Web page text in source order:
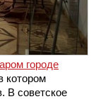
городе
котором
В советское